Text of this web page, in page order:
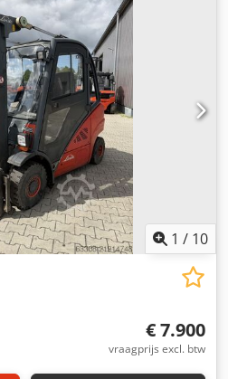
Diesel, Dieselheftruck
Standaard Staat:
Technische staat:
Achterbanden, type:
H Hoczerf Beschrijving: Alleen
vorkversteller, 3e
verwarming, volledige
zitkussen, dubbel pedaal.
1 / 10
€ 7.900
vraagprijs excl. btw